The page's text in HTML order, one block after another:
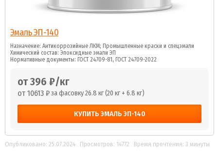
Эмаль ЭП-140
Назначение: Антикоррозийные ЛКМ; Промышленные краски и спецэмали
Химический состав: Эпоксидные эмали ЭП
Нормативные документы: ГОСТ 24709-81, ГОСТ 24709-2022
от 396 ₽/кг
от 10613 ₽за фасовку 26.8 кг (20 кг + 6.8 кг)
КУПИТЬ ЭМАЛЬ ЭП-140
Опубликовано: 25.07.2024 Просмотров: 14772 Время прочтения: 3 минуты